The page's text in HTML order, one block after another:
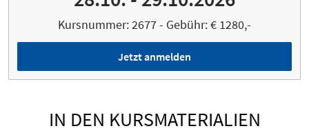
Kursnummer: 2677 - Gebühr: € 1280,-
Jetzt anmelden
IN DEN KURSMATERIALIEN